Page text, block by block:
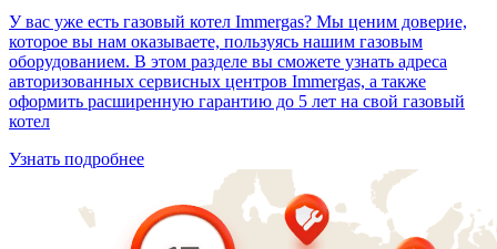
У вас уже есть газовый котел Immergas? Мы ценим доверие,
которое вы нам оказываете, пользуясь нашим газовым
оборудованием. В этом разделе вы сможете узнать адреса
авторизованных сервисных центров Immergas, а также
оформить расширенную гарантию до 5 лет на свой газовый
котел
Узнать подробнее